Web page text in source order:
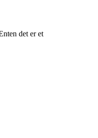
det er et